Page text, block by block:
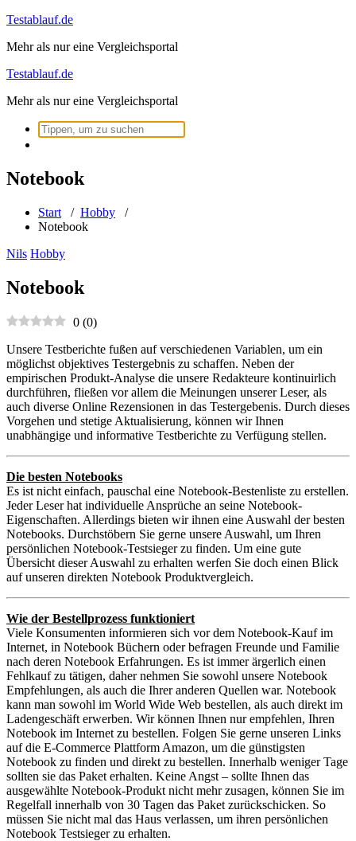
Zum
springen
Testablauf.de
Mehr als nur eine Vergleichsportal
Testablauf.de
Mehr als nur eine Vergleichsportal
Suchen
nach:
Notebook
Start / Hobby /
Notebook
Nils Hobby
Notebook
0 (0)
Unsere Testberichte fußen auf verschiedenen Variablen, um ein
möglichst objektives Testergebnis zu schaffen. Neben der
empirischen Produkt-Analyse die unsere Redakteure kontinuirlich
durchführen, fließen vor allem die Meinungen unserer Leser, als
auch diverse Online Rezensionen in das Testergebenis. Durch dieses
Vorgehen und stetige Aktualisierung, können wir Ihnen
unabhängige und informative Testberichte zu Verfügung stellen.
Die besten Notebooks
Es ist nicht einfach, pauschal eine Notebook-Bestenliste zu erstellen.
Jeder Leser hat individuelle Ansprüche an seine Notebook-
Eigenschaften. Allerdings bieten wir ihnen eine Auswahl der besten
Notebooks. Durchstöbern Sie gerne unsere Auswahl, um Ihren
persönlichen Notebook-Testsieger zu finden. Um eine gute
Übersicht dieser Auswahl zu erhalten werfen Sie doch einen Blick
auf unseren direkten Notebook Produktvergleich.
Wie der Bestellprozess funktioniert
Viele Konsumenten informieren sich vor dem Notebook-Kauf im
Internet, in Notebook Büchern oder befragen Freunde und Familie
nach deren Notebook Erfahrungen. Es ist immer ärgerlich einen
Fehlkauf zu tätigen, daher nehmen Sie sowohl unsere Notebook
Empfehlungen, als auch die Ihrer anderen Quellen war. Notebook
kann man sowohl im World Wide Web bestellen, als auch direkt im
Ladengeschäft erwerben. Wir können Ihnen nur empfehlen, Ihren
Notebook im Internet zu bestellen. Folgen Sie gerne unseren Links
auf die E-Commerce Plattform Amazon, um die günstigsten
Notebook zu finden und direkt zu bestellen. Innerhalb weniger Tage
sollten sie das Paket erhalten. Keine Angst – sollte Ihnen das
ausgewählte Notebook-Produkt nicht mehr zusagen, können Sie im
Regelfall innerhalb von 30 Tagen das Paket zurückschicken. So
müssen Sie nicht mal das Haus verlassen, um ihren persönlichen
Notebook Testsieger zu erhalten.